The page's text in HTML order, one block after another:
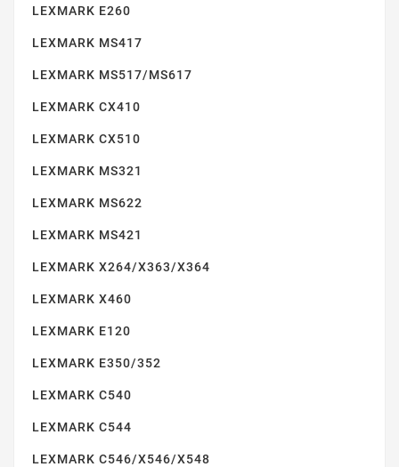
LEXMARK C544
LEXMARK E260
LEXMARK MS417
LEXMARK MS517/MS617
LEXMARK CX410
LEXMARK CX510
LEXMARK MS321
LEXMARK MS622
LEXMARK MS421
LEXMARK X264/X363/X364
LEXMARK X460
LEXMARK E120
LEXMARK E350/352
LEXMARK C540
LEXMARK C544
LEXMARK C546/X546/X548